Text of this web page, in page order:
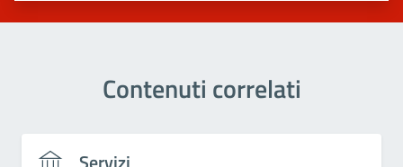
Contenuti correlati